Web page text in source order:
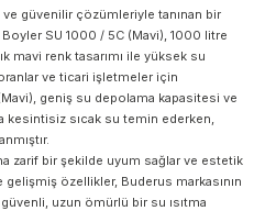
güvenilir çözümleriyle tanınan bir
SU 1000 / 5C (Mavi), 1000 litre
mavi renk tasarımı ile yüksek su
ve ticari işletmeler için
geniş su depolama kapasitesi ve
kesintisiz sıcak su temin ederken,
zarif bir şekilde uyum sağlar ve estetik
özellikler, Buderus markasının
güvenli, uzun ömürlü bir su ısıtma